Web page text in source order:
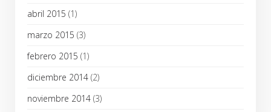
abril 2015 (1)
marzo 2015 (3)
febrero 2015 (1)
diciembre 2014 (2)
noviembre 2014 (3)